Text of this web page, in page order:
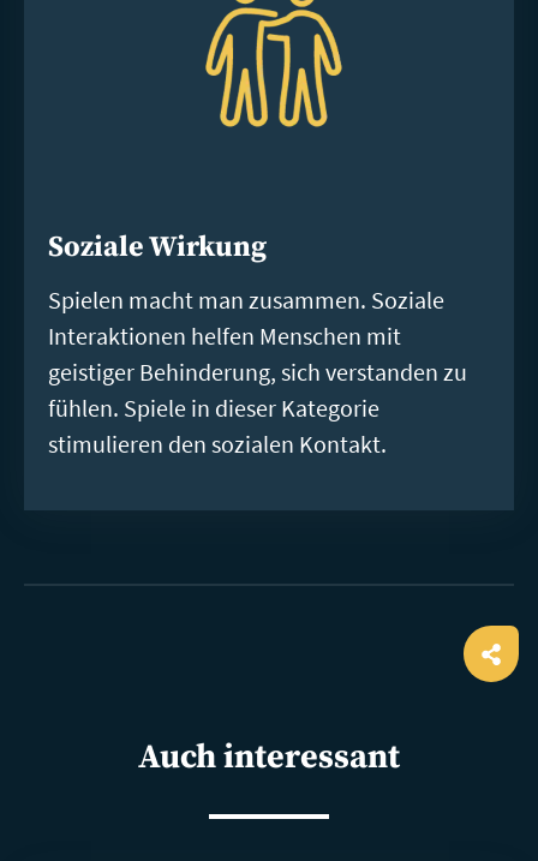
Soziale Wirkung
Spielen macht man zusammen. Soziale
Interaktionen helfen Menschen mit
geistiger Behinderung, sich verstanden zu
fühlen. Spiele in dieser Kategorie
stimulieren den sozialen Kontakt.
Auch interessant